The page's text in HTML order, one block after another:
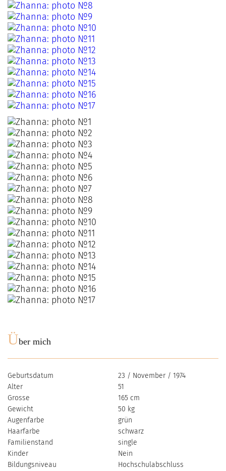
Über mich
Geburtsdatum
23 / November / 1974
Alter
51
Grosse
165 cm
Gewicht
50 kg
Augenfarbe
grün
Haarfarbe
schwarz
Familienstand
single
Kinder
Nein
Bildungsniveau
Hochschulabschluss